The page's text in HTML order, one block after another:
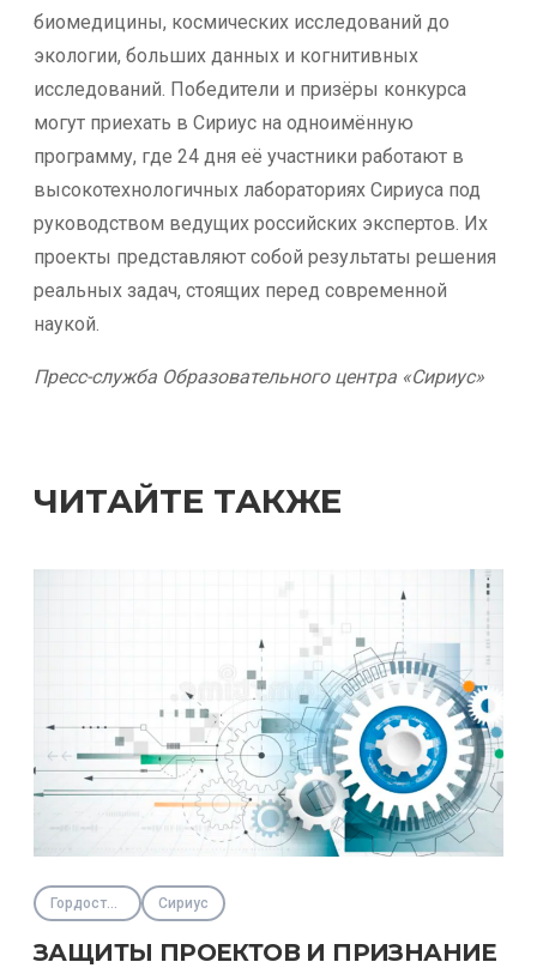
биомедицины, космических исследований до
экологии, больших данных и когнитивных
исследований. Победители и призёры конкурса
могут приехать в Сириус на одноимённую
программу, где 24 дня её участники работают в
высокотехнологичных лабораториях Сириуса под
руководством ведущих российских экспертов. Их
проекты представляют собой результаты решения
реальных задач, стоящих перед современной
наукой.
Пресс-служба Образовательного центра «Сириус»
ЧИТАЙТЕ ТАКЖЕ
Гордость региона Сириус
ЗАЩИТЫ ПРОЕКТОВ И ПРИЗНАНИЕ